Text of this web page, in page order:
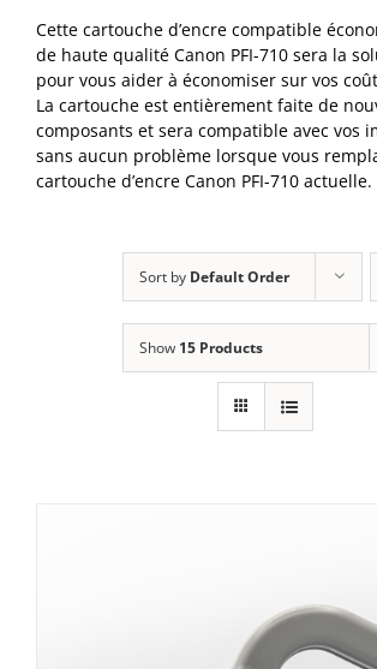
Cette cartouche d’encre compatible
de haute qualité Canon PFI-710 sera la
pour vous aider à économiser sur vos
La cartouche est entièrement faite de
composants et sera compatible avec vos
sans aucun problème lorsque vous
cartouche d’encre Canon PFI-710 actuelle.
Sort by Default Order
Show 15 Products